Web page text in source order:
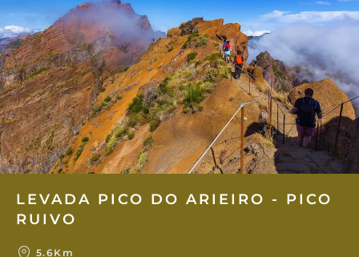
LEVADA PICO DO ARIEIRO - PICO
RUIVO
5.6Km